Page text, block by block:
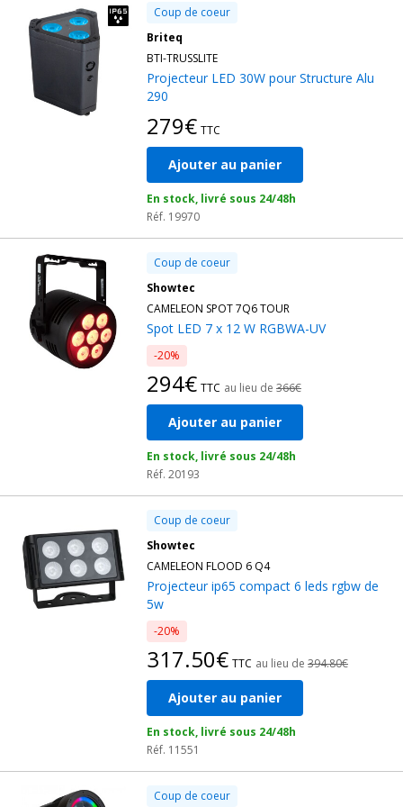
Coup de coeur
Briteq
BTI-TRUSSLITE
Projecteur LED 30W pour Structure Alu
290
279€ TTC
Ajouter au panier
En stock, livré sous 24/48h
Réf. 19970
Coup de coeur
Showtec
CAMELEON SPOT 7Q6 TOUR
Spot LED 7 x 12 W RGBWA-UV
-20%
294€ TTC au lieu de 366€
Ajouter au panier
En stock, livré sous 24/48h
Réf. 20193
Coup de coeur
Showtec
CAMELEON FLOOD 6 Q4
Projecteur ip65 compact 6 leds rgbw de
5w
-20%
317.50€ TTC au lieu de 394.80€
Ajouter au panier
En stock, livré sous 24/48h
Réf. 11551
Coup de coeur